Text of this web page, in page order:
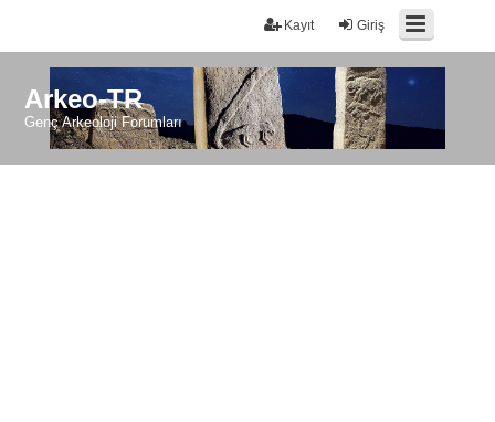
Giriş
Kayıt
Arkeo-TR
Genç Arkeoloji Forumları